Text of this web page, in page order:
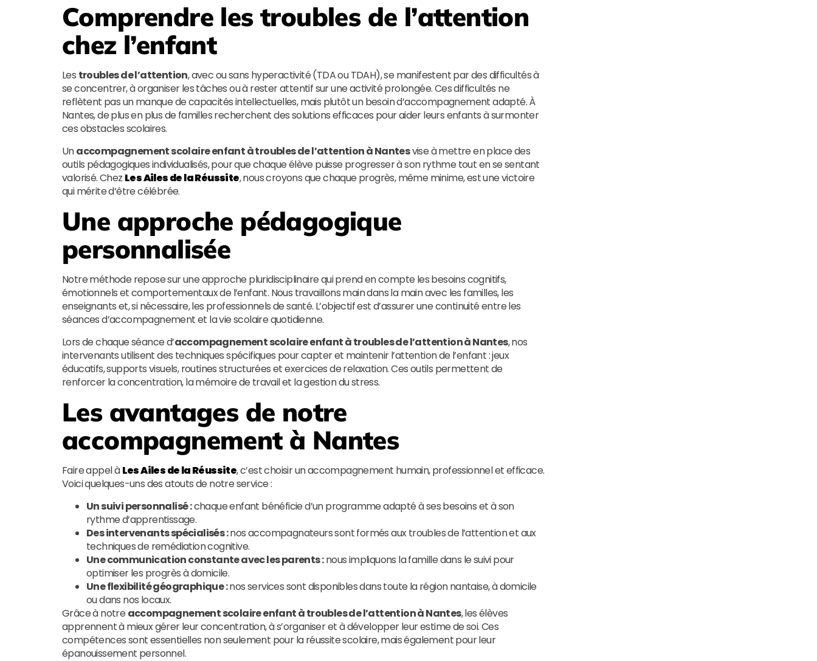
Comprendre les troubles de l’attention
chez l’enfant
Les troubles de l’attention, avec ou sans hyperactivité (TDA ou TDAH), se manifestent par des difficultés à
se concentrer, à organiser les tâches ou à rester attentif sur une activité prolongée. Ces difficultés ne
reflètent pas un manque de capacités intellectuelles, mais plutôt un besoin d’accompagnement adapté. À
Nantes, de plus en plus de familles recherchent des solutions efficaces pour aider leurs enfants à surmonter
ces obstacles scolaires.
Unaccompagnement scolaire enfant à troubles de l’attention à Nantesvise à mettre en place des
outils pédagogiques individualisés, pour que chaque élève puisse progresser à son rythme tout en se sentant
valorisé. Chez Les Ailes de la Réussite, nous croyons que chaque progrès, même minime, est une victoire
qui mérite d’être célébrée.
Une approche pédagogique
personnalisée
Notre méthode repose sur une approche pluridisciplinaire qui prend en compte les besoins cognitifs,
émotionnels et comportementaux de l’enfant. Nous travaillons main dans la main avec les familles, les
enseignants et, si nécessaire, les professionnels de santé. L’objectif est d’assurer une continuité entre les
séances d’accompagnement et la vie scolaire quotidienne.
Lors de chaque séance d’accompagnement scolaire enfant à troubles de l’attention à Nantes, nos
intervenants utilisent des techniques spécifiques pour capter et maintenir l’attention de l’enfant : jeux
éducatifs, supports visuels, routines structurées et exercices de relaxation. Ces outils permettent de
renforcer la concentration, la mémoire de travail et la gestion du stress.
Les avantages de notre
accompagnement à Nantes
Faire appel àLes Ailes de la Réussite, c’est choisir un accompagnement humain, professionnel et efficace.
Voici quelques-uns des atouts de notre service :
Un suivi personnalisé :chaque enfant bénéficie d’un programme adapté à ses besoins et à son
rythme d’apprentissage.
Des intervenants spécialisés :nos accompagnateurs sont formés aux troubles de l’attention et aux
techniques de remédiation cognitive.
Une communication constante avec les parents :nous impliquons la famille dans le suivi pour
optimiser les progrès à domicile.
Une flexibilité géographique :nos services sont disponibles dans toute la région nantaise, à domicile
ou dans nos locaux.
Grâce à notre accompagnement scolaire enfant à troubles de l’attention à Nantes, les élèves
apprennent à mieux gérer leur concentration, à s’organiser et à développer leur estime de soi. Ces
compétences sont essentielles non seulement pour la réussite scolaire, mais également pour leur
épanouissement personnel.